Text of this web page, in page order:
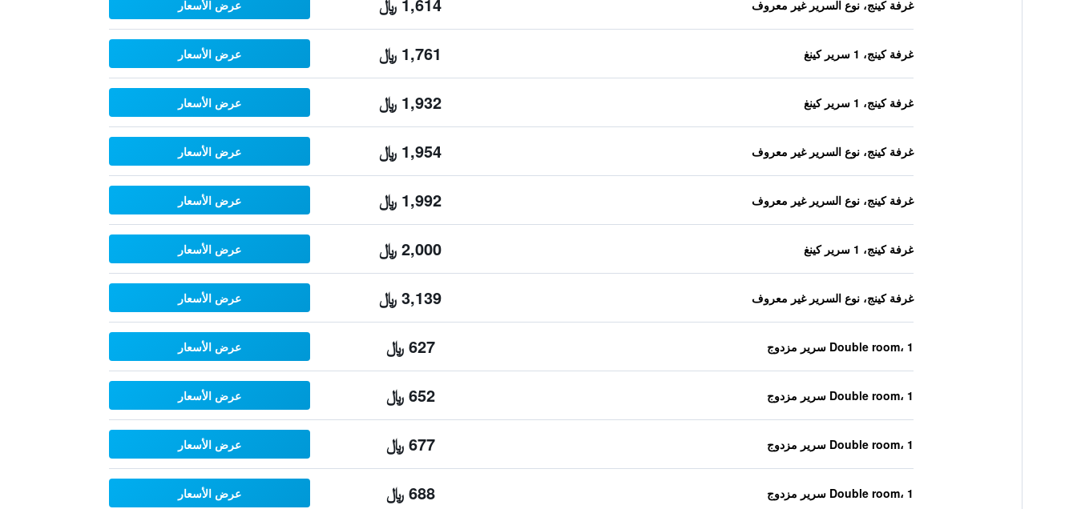
غرفة كينج، نوع السرير غير معروف عرض الأسعار
غرفة كينج، 1 سرير كينغ 1,761 ﷼ عرض الأسعار
غرفة كينج، 1 سرير كينغ 1,932 ﷼ عرض الأسعار
غرفة كينج، نوع السرير غير معروف 1,954 ﷼ عرض الأسعار
غرفة كينج، نوع السرير غير معروف 1,992 ﷼ عرض الأسعار
غرفة كينج، 1 سرير كينغ 2,000 ﷼ عرض الأسعار
غرفة كينج، نوع السرير غير معروف 3,139 ﷼ عرض الأسعار
Double room، 1 سرير مزدوج 627 ﷼ عرض الأسعار
Double room، 1 سرير مزدوج 652 ﷼ عرض الأسعار
Double room، 1 سرير مزدوج 677 ﷼ عرض الأسعار
Double room، 1 سرير مزدوج 688 ﷼ عرض الأسعار